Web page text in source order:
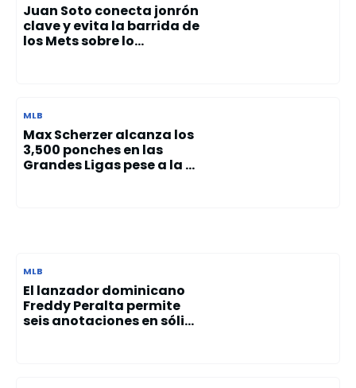
Juan Soto conecta jonrón
clave y evita la barrida de
los Mets sobre lo...
MLB
Max Scherzer alcanza los
3,500 ponches en las
Grandes Ligas pese a la ...
MLB
El lanzador dominicano
Freddy Peralta permite
seis anotaciones en sóli...